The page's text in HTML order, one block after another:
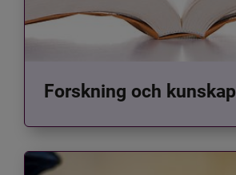
Forskning och kunskap